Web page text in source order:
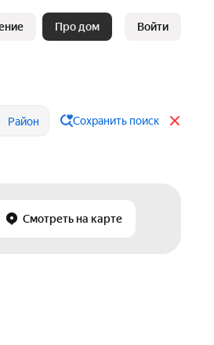
Про дом Войти
Район Сохранить поиск
Смотреть на карте